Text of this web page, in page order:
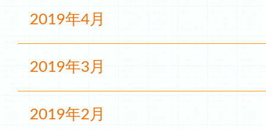
2019年4月
2019年3月
2019年2月